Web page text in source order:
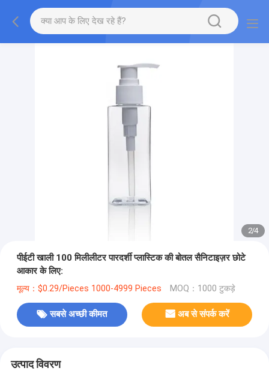
2/4
पीईटी खाली 100 मिलीलीटर पारदर्शी प्लास्टिक की बोतल सैनिटाइज़र छोटे
आकार के लिए:
मूल्य：$0.29/Pieces 1000-4999 Pieces MOQ：1000 टुकड़े
सबसे अच्छी कीमत अब से संपर्क करें
उत्पाद विवरण